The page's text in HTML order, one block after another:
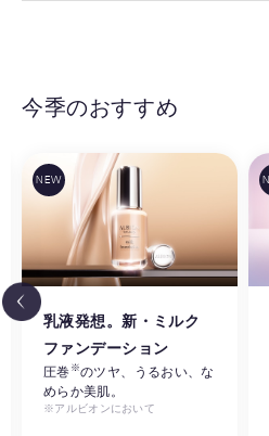
今季のおすすめ
乳液発想。新・ミルク
ファンデーション
圧巻 ※のツヤ、うるおい、な
めらか美肌。
※アルビオンにおいて